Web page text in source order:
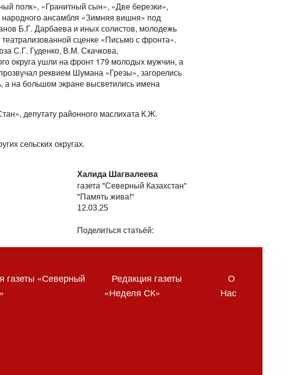
полк», «Гранитный сын», «Две березки»,
ансамбля «Зимняя вишня» под
Б.Г. Дарбаева и иных солистов, молодежь
сценке «Письмо с фронта».
С.Г. Гуденко, В.М. Скачкова,
округа ушли на фронт 179 молодых мужчин, а
реквием Шумана «Грезы», загорелись
а на большом экране высветились имена
депутату районного маслихата К.Ж.
сельских округах.
Халида Шагвалеева
газета "Северный Казахстан"
"Память жива!"
12.03.25
Поделиться статьёй:
газеты «Северный
Редакция газеты
«Неделя СК»
О
Нас